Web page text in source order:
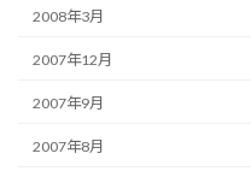
2008年3月
2007年12月
2007年9月
2007年8月